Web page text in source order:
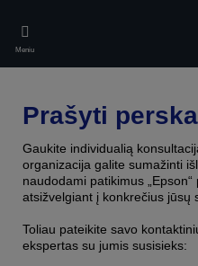
main
content
Meniu
Prašyti
Gaukite individualią
organizacija galite sumažinti
naudodami patikimus
atsižvelgiant į konkrečius jūsų
Toliau pateikite savo
ekspertas su jumis susisieks: